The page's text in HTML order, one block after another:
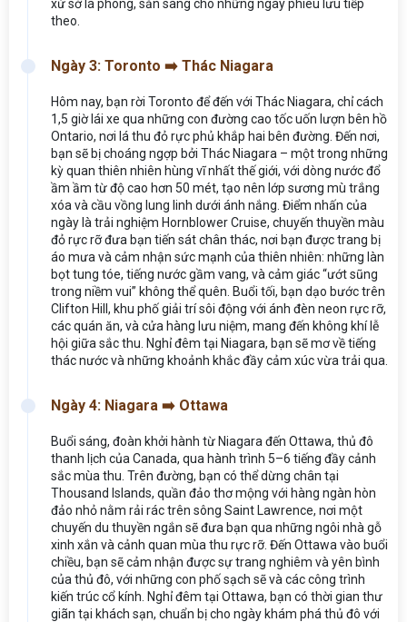
xứ sở lá phong, sẵn sàng cho những ngày phiêu lưu tiếp
theo.
Ngày 3: Toronto ➡️ Thác Niagara
Hôm nay, bạn rời Toronto để đến với Thác Niagara, chỉ cách
1,5 giờ lái xe qua những con đường cao tốc uốn lượn bên hồ
Ontario, nơi lá thu đỏ rực phủ khắp hai bên đường. Đến nơi,
bạn sẽ bị choáng ngợp bởi Thác Niagara – một trong những
kỳ quan thiên nhiên hùng vĩ nhất thế giới, với dòng nước đổ
ầm ầm từ độ cao hơn 50 mét, tạo nên lớp sương mù trắng
xóa và cầu vồng lung linh dưới ánh nắng. Điểm nhấn của
ngày là trải nghiệm Hornblower Cruise, chuyến thuyền màu
đỏ rực rỡ đưa bạn tiến sát chân thác, nơi bạn được trang bị
áo mưa và cảm nhận sức mạnh của thiên nhiên: những làn
bọt tung tóe, tiếng nước gầm vang, và cảm giác “ướt sũng
trong niềm vui” không thể quên. Buổi tối, bạn dạo bước trên
Clifton Hill, khu phố giải trí sôi động với ánh đèn neon rực rỡ,
các quán ăn, và cửa hàng lưu niệm, mang đến không khí lễ
hội giữa sắc thu. Nghỉ đêm tại Niagara, bạn sẽ mơ về tiếng
thác nước và những khoảnh khắc đầy cảm xúc vừa trải qua.
Ngày 4: Niagara ➡️ Ottawa
Buổi sáng, đoàn khởi hành từ Niagara đến Ottawa, thủ đô
thanh lịch của Canada, qua hành trình 5–6 tiếng đầy cảnh
sắc mùa thu. Trên đường, bạn có thể dừng chân tại
Thousand Islands, quần đảo thơ mộng với hàng ngàn hòn
đảo nhỏ nằm rải rác trên sông Saint Lawrence, nơi một
chuyến du thuyền ngắn sẽ đưa bạn qua những ngôi nhà gỗ
xinh xắn và cảnh quan mùa thu rực rỡ. Đến Ottawa vào buổi
chiều, bạn sẽ cảm nhận được sự trang nghiêm và yên bình
của thủ đô, với những con phố sạch sẽ và các công trình
kiến trúc cổ kính. Nghỉ đêm tại Ottawa, bạn có thời gian thư
giãn tại khách sạn, chuẩn bị cho ngày khám phá thủ đô với